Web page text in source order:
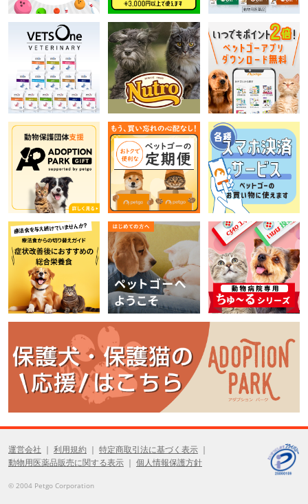
運営会社 利用規約
特定商取引法に基づく表示
動物用医薬品販売に関する表示
個人情報保護方針
© 2004 Petgo Corporation